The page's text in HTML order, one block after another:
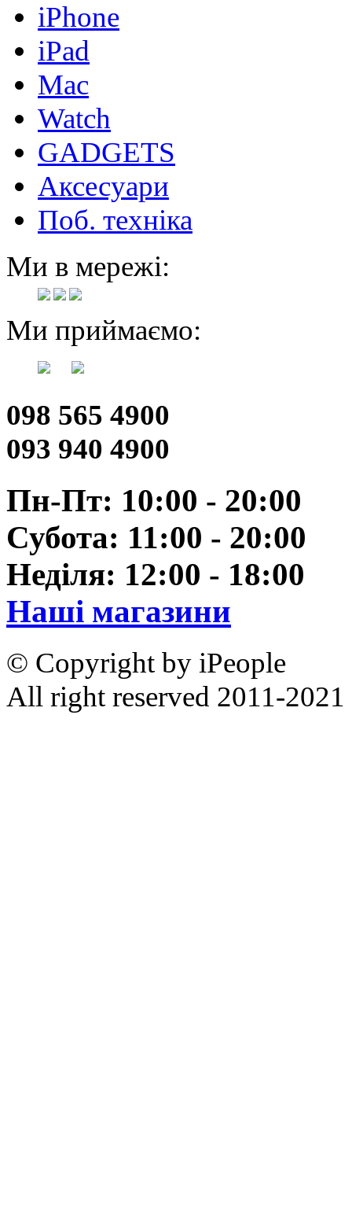
iPhone
iPad
Mac
Watch
GADGETS
Аксесуари
Поб. техніка
Ми в мережі:
Ми приймаємо:
098 565 4900
093 940 4900
Пн-Пт: 10:00 - 20:00
Субота: 11:00 - 20:00
Неділя: 12:00 - 18:00
Наші магазини
© Copyright by iPeople
All right reserved 2011-2021